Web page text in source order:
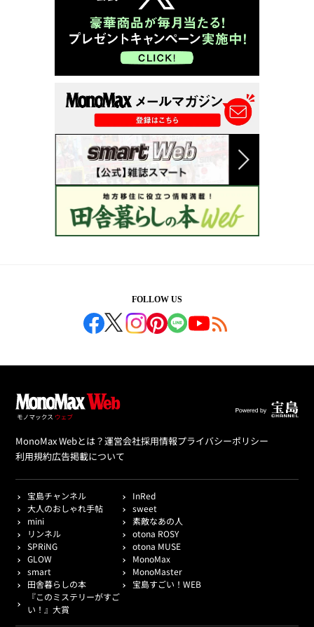
FOLLOW US
MonoMax Webとは？運営会社採用情報プライバシーポリシー
利用規約広告掲載について
宝島チャンネル
InRed
大人のおしゃれ手帖
sweet
mini
素敵なあの人
リンネル
otona ROSY
SPRiNG
otona MUSE
GLOW
MonoMax
smart
MonoMaster
田舎暮らしの本
宝島すごい！WEB
『このミステリーがすご
い！』大賞